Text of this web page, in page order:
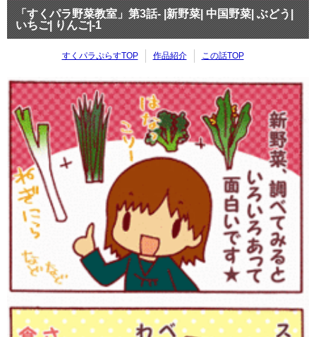
「すくパラ野菜教室」第3話- |新野菜| 中国野菜| ぶどう|
いちご| りんご|-1
すくパラぷらすTOP 作品紹介 この話TOP